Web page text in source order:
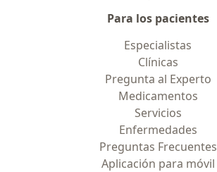
Para los pacientes
Especialistas
Clínicas
Pregunta al Experto
Medicamentos
Servicios
Enfermedades
Preguntas Frecuentes
Aplicación para móvil